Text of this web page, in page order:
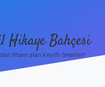
Hikaye Bahçesi
ilham alan keyifli öneriler!